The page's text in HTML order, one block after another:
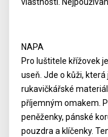
vlastností.
NAPA
Pro luštitele křížovek
useň. Jde o kůži,
rukavičkářské
příjemným omakem.
peněženky, pánské
pouzdra a klíčenky.